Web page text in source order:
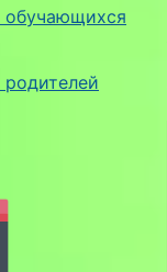
обучающихся